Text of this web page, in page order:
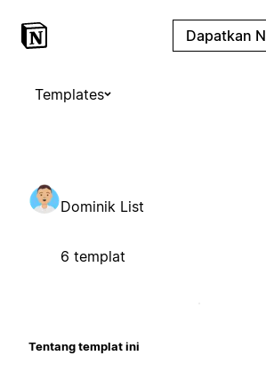
Dapatkan
Templates
Dominik List
6 templat
Tentang templat ini